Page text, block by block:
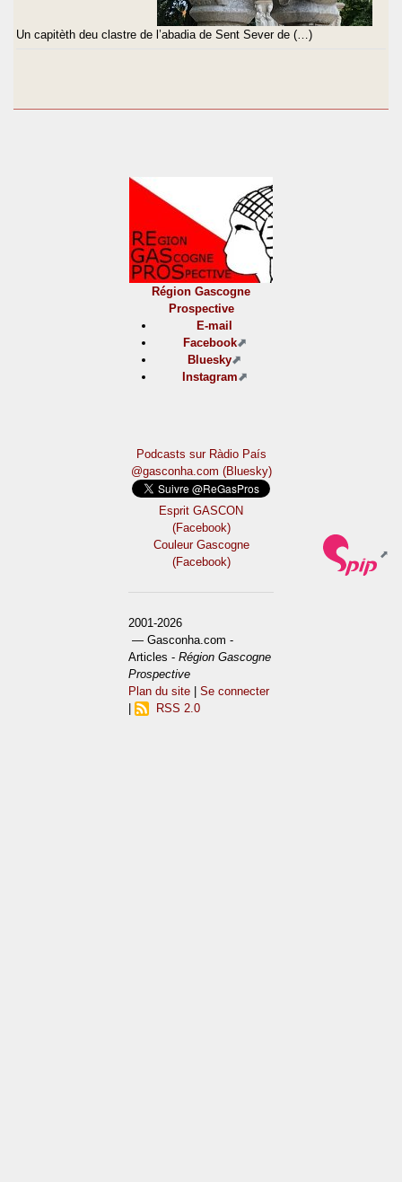
Un capitèth deu clastre de l’abadia de Sent Sever de (…)
Région Gascogne
Prospective
E-mail
Facebook
Bluesky
Instagram
Podcasts sur Ràdio País
@gasconha.com (Bluesky)
Esprit GASCON
(Facebook)
Couleur Gascogne
(Facebook)
2001-2026
— Gasconha.com -
Articles -Région Gascogne
Prospective
Plan du site |Se connecter
RSS 2.0